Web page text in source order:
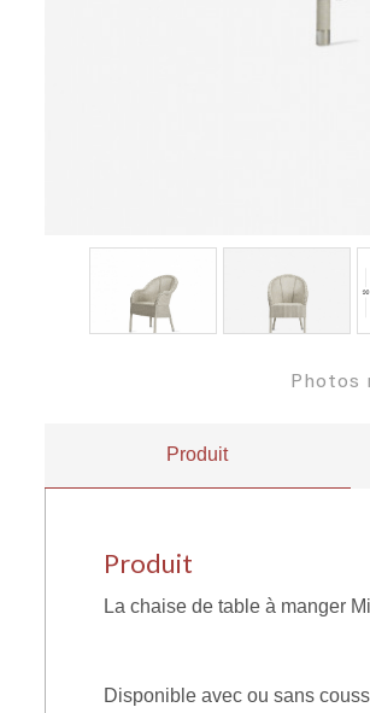
Photos
Produit
Produit
La chaise de table à manger
Disponible avec ou sans